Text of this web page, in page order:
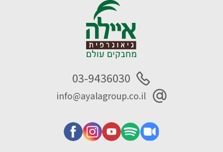
03-9436030
info@ayalagroup.co.il